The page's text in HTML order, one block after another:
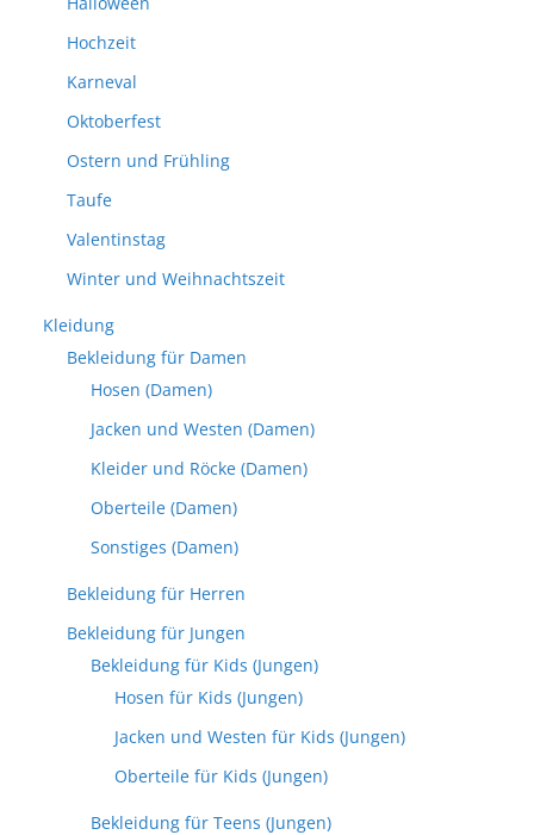
Hochzeit
Karneval
Oktoberfest
Ostern und Frühling
Taufe
Valentinstag
Winter und Weihnachtszeit
Kleidung
Bekleidung für Damen
Hosen (Damen)
Jacken und Westen (Damen)
Kleider und Röcke (Damen)
Oberteile (Damen)
Sonstiges (Damen)
Bekleidung für Herren
Bekleidung für Jungen
Bekleidung für Kids (Jungen)
Hosen für Kids (Jungen)
Jacken und Westen für Kids (Jungen)
Oberteile für Kids (Jungen)
Bekleidung für Teens (Jungen)